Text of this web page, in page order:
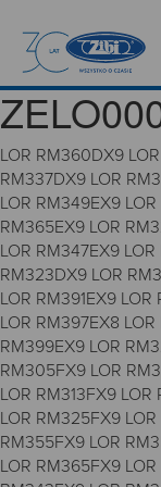
LOR RM360DX9
RM337DX9 LOR
LOR RM349EX9
RM365EX9 LOR
LOR RM347EX9
RM323DX9 LOR
LOR RM391EX9
LOR RM397EX8
RM399EX9 LOR
RM305FX9 LOR
LOR RM313FX9
LOR RM325FX9
RM355FX9 LOR
LOR RM365FX9